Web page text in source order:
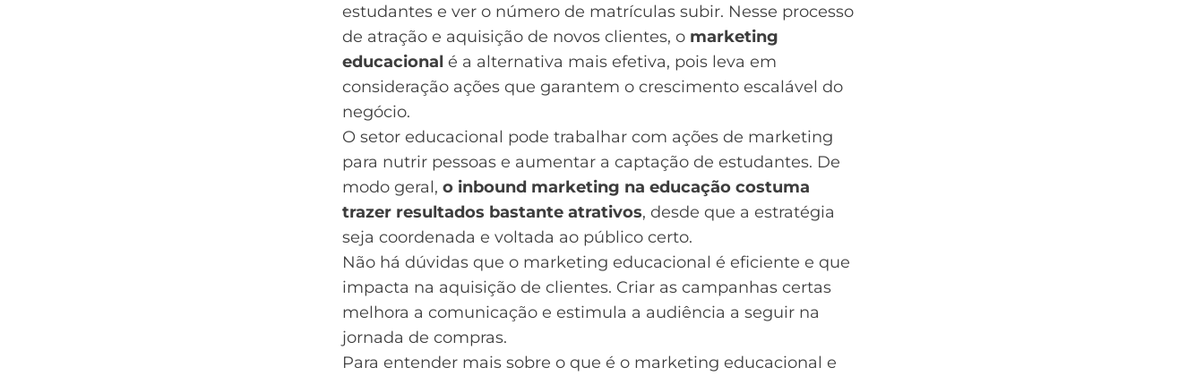
estudantes e ver o número de matrículas subir. Nesse processo
de atração e aquisição de novos clientes, o marketing
educacional é a alternativa mais efetiva, pois leva em
consideração ações que garantem o crescimento escalável do
negócio.
O setor educacional pode trabalhar com ações de marketing
para nutrir pessoas e aumentar a captação de estudantes. De
modo geral, o inbound marketing na educação costuma
trazer resultados bastante atrativos, desde que a estratégia
seja coordenada e voltada ao público certo.
Não há dúvidas que o marketing educacional é eficiente e que
impacta na aquisição de clientes. Criar as campanhas certas
melhora a comunicação e estimula a audiência a seguir na
jornada de compras.
Para entender mais sobre o que é o marketing educacional e